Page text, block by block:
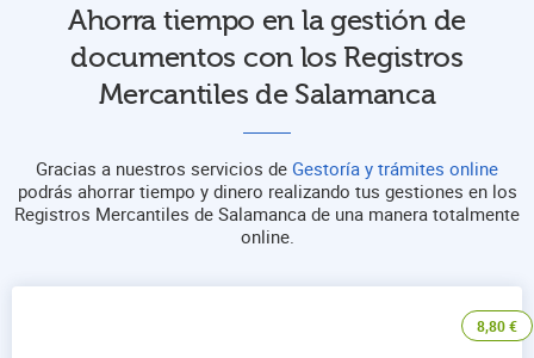
Ahorra tiempo en la gestión de
documentos con los Registros
Mercantiles de Salamanca
Gracias a nuestros servicios de Gestoría y trámites online
podrás ahorrar tiempo y dinero realizando tus gestiones en los
Registros Mercantiles de Salamanca de una manera totalmente
online.
8,80€